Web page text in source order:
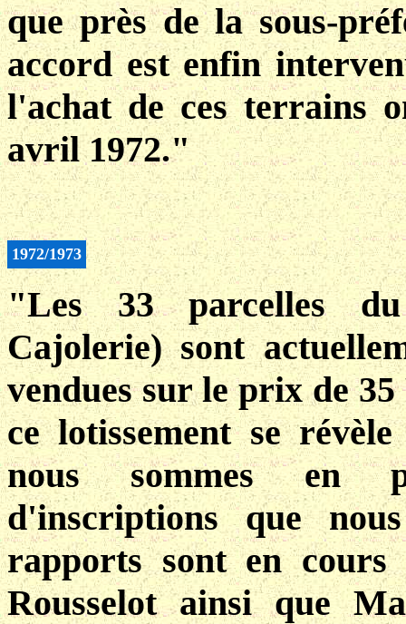
que près de la sous-
accord est enfin
l'achat de ces terrains
avril 1972."
1972/1973
"Les 33 parcelles
Cajolerie) sont
vendues sur le prix de
ce lotissement se
nous sommes en
d'inscriptions que
rapports sont en cours
Rousselot ainsi que